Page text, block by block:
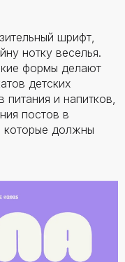
шрифт,
нотку веселья.
формы делают
детских
питания и напитков,
постов в
которые должны